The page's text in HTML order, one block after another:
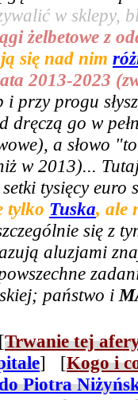
w sklepy,
żelbetowe z
się nad nim
2013-2023
i przy progu
dręczą go w
a słowo
w 2013)...
tysięcy euro
tylko Tuska, ale
się
aluzjami
państwo i
Trwanie tej
] [Kogo i
Piotra